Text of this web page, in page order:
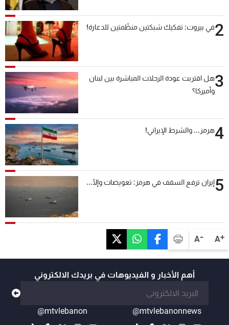
A+
A-
2في بيروت: تفكيك شبكتين منظّمتين للدعارة!
3هل اقتربت عودة الرحلات المباشرة بين لبنان
وأميركا؟
4هرمز... والشرط الإيراني!
5إيران ترفع السقف في هرمز: تعويضات وإلّا...
أهم الأخبار و الفيديوهات في بريدك الالكتروني
@mtvlebanonnews
@mtvlebanon